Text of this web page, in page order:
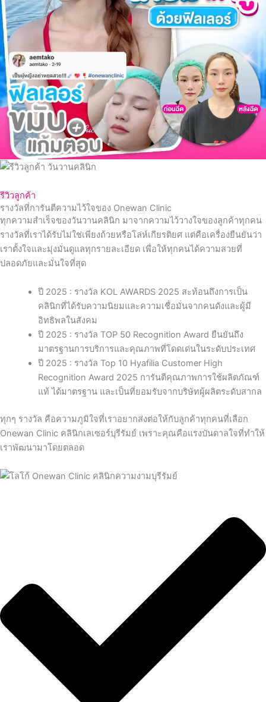
รีวิวลูกค้า
รางวัลที่การันตีความไว้ใจของ Onewan Clinic
ทุกความสำเร็จของวันวานคลินิก มาจากความไว้วางใจของลูกค้าทุกคน
รางวัลที่เราได้รับไม่ใช่เพียงถ้วยหรือโล่ห์เกียรติยศ แต่คือเครื่องยืนยันว่า
เราตั้งใจและมุ่งมั่นดูแลทุกรายละเอียด เพื่อให้ทุกคนได้ความสวยที่
ปลอดภัยและมั่นใจที่สุด
ปี 2025 : รางวัล KOL AWARDS 2025 สะท้อนถึงการเป็น
คลินิกที่ได้รับความนิยมและความเชื่อมั่นจากคนดังและผู้มี
อิทธิพลในสังคม
ปี 2025 : รางวัล TOP 50 Recognition Award ยืนยันถึง
มาตรฐานการบริการและคุณภาพที่โดดเด่นในระดับประเทศ
ปี 2025 : รางวัล Top 10 Hyafilia Customer High
Recognition Award 2025 การันตีคุณภาพการใช้ผลิตภัณฑ์
แท้ ได้มาตรฐาน และเป็นที่ยอมรับจากบริษัทผู้ผลิตระดับสากล
ทุกๆ รางวัล คือความภูมิใจที่เราอยากส่งต่อให้กับลูกค้าทุกคนที่เลือก
Onewan Clinic คลินิกเลเซอร์บุรีรัมย์ เพราะคุณคือแรงบันดาลใจที่ทำให้
เราพัฒนามาโดยตลอด